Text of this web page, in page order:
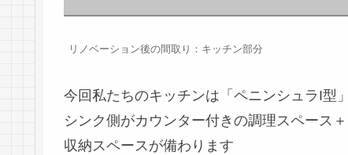
リノベーション後の間取り：キッチン部分
今回私たちのキッチンは「ペニンシュラI型
シンク側がカウンター付きの調理スペース
収納スペースが備わります